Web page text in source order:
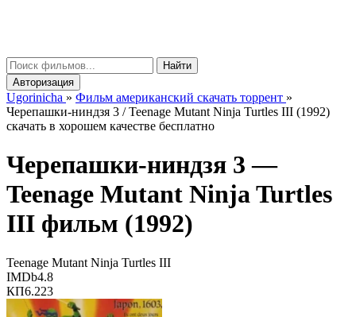
Найти
Авторизация
Ugorinicha » Фильм американский скачать торрент »
Черепашки-ниндзя 3 / Teenage Mutant Ninja Turtles III (1992)
скачать в хорошем качестве бесплатно
Черепашки-ниндзя 3 —
Teenage Mutant Ninja Turtles
III фильм (1992)
Teenage Mutant Ninja Turtles III
IMDb4.8
КП6.223